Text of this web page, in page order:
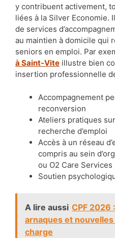
y contribuent activement,
liées à la Silver Economie.
de services
au maintien à domicile qui
seniors en emploi. Par
à Saint-Vite illustre bien
insertion professionnelle
Accompagnement
reconversion
Ateliers pratiques
recherche d’emploi
Accès à un réseau
compris au sein
ou O2 Care Services
Soutien
A lire aussi CPF 2026
arnaques et
charge